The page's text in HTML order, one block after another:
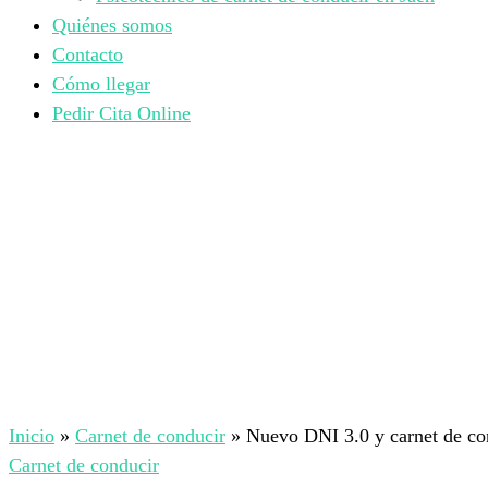
Quiénes somos
Contacto
Cómo llegar
Pedir Cita Online
Inicio » Carnet de conducir » Nuevo DNI 3.0 y carnet de
Carnet de conducir